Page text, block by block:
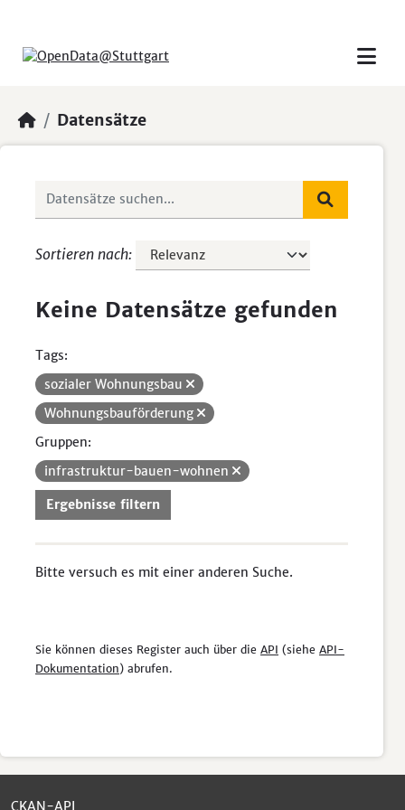
Datensätze
Sortieren nach
Keine Datensätze gefunden
Tags:
sozialer Wohnungsbau
Wohnungsbauförderung
Gruppen:
infrastruktur-bauen-wohnen
Ergebnisse filtern
Bitte versuch es mit einer anderen Suche.
Sie können dieses Register auch über die API (siehe API-
Dokumentation) abrufen.
CKAN-API